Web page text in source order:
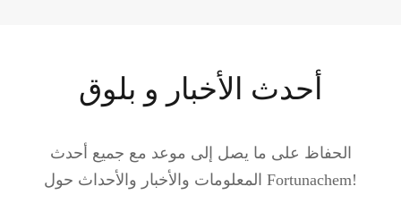
أحدث الأخبار و بلوق
الحفاظ على ما يصل إلى موعد مع جميع أحدث
المعلومات والأخبار والأحداث حول Fortunachem!